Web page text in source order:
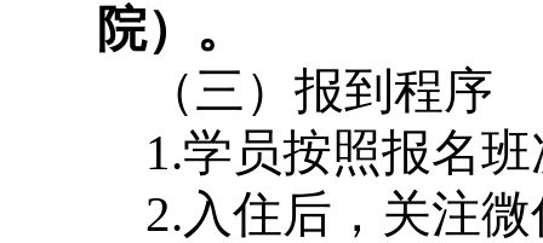
院）。
（三）报到程序
1.学员按照报名
2.入住后，关注